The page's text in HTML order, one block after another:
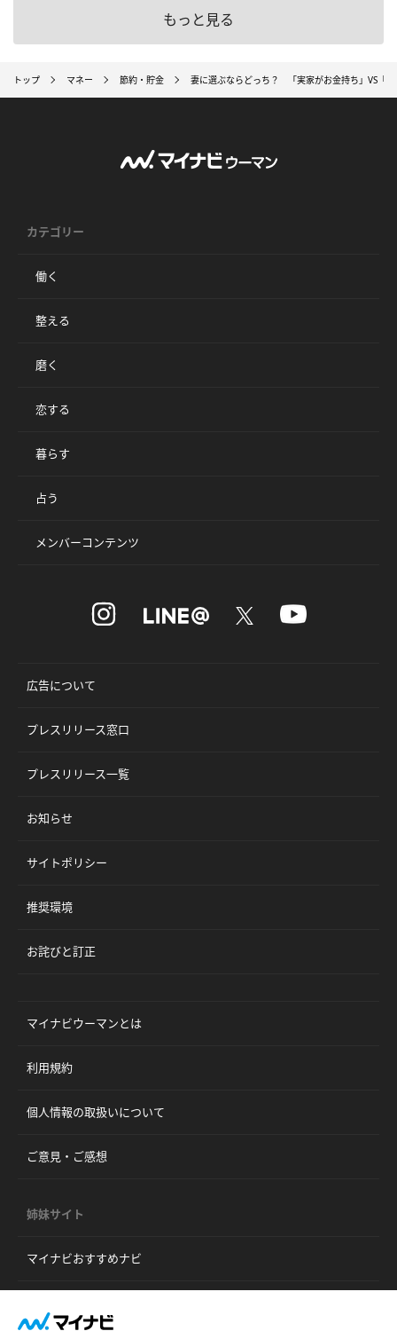
もっと見る
トップ マネー 節約・貯金 妻に選ぶならどっち？ 「実家がお金持ち」VS「
カテゴリー
働く
整える
磨く
恋する
暮らす
占う
メンバーコンテンツ
広告について
プレスリリース窓口
プレスリリース一覧
お知らせ
サイトポリシー
推奨環境
お詫びと訂正
マイナビウーマンとは
利用規約
個人情報の取扱いについて
ご意見・ご感想
姉妹サイト
マイナビおすすめナビ